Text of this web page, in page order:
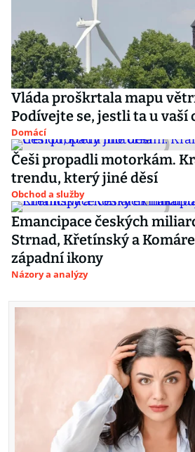
Vláda proškrtala mapu
Podívejte se, jestli ta u vaší
Domácí
Češi propadli motorkám.
trendu, který jiné děsí
Obchod a služby
Emancipace českých
Strnad, Křetínský a
západní ikony
Názory a analýzy